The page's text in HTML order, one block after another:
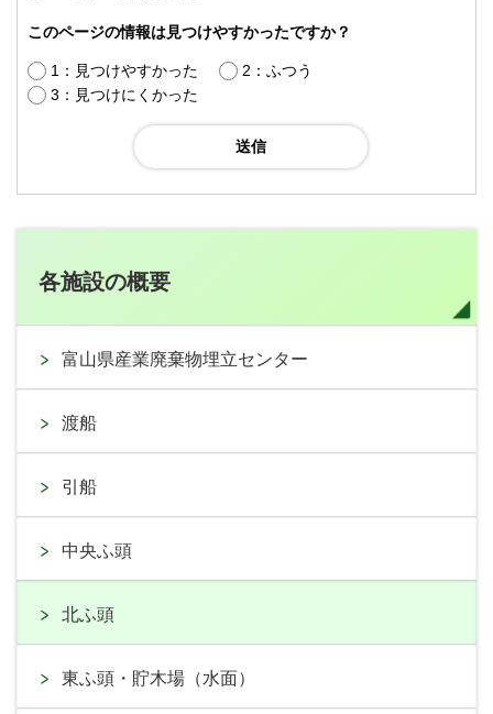
このページの情報は見つけやすかったですか？
1：見つけやすかった
2：ふつう
3：見つけにくかった
各施設の概要
富山県産業廃棄物埋立センター
渡船
引船
中央ふ頭
北ふ頭
東ふ頭・貯木場（水面）